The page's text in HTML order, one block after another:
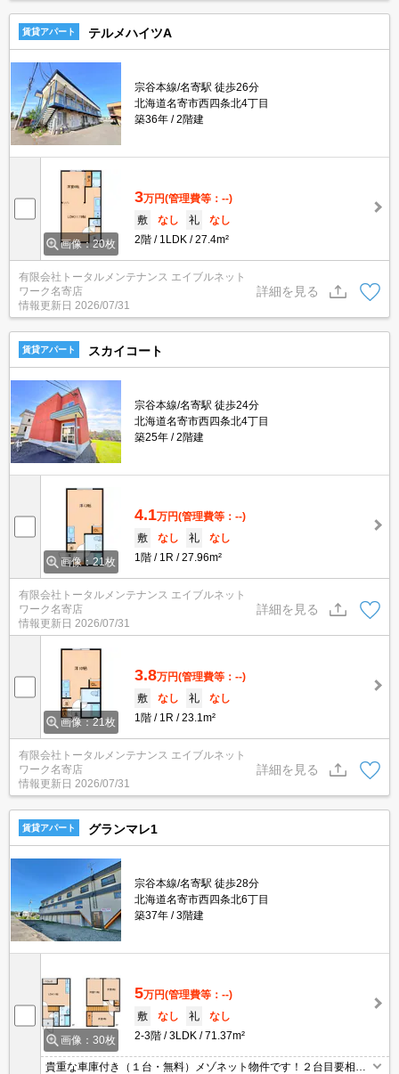
賃貸アパート テルメハイツA
宗谷本線/名寄駅 徒歩26分
北海道名寄市西四条北4丁目
築36年
2階建
画像：20枚
3万円(管理費等：--)
敷
なし 礼
なし
2階
1LDK 27.4m²
有限会社トータルメンテナンス エイブルネット
ワーク名寄店
情報更新日 2026/07/31
詳細を見る
賃貸アパート スカイコート
宗谷本線/名寄駅 徒歩24分
北海道名寄市西四条北4丁目
築25年
2階建
画像：21枚
4.1万円(管理費等：--)
敷
なし 礼
なし
1階
1R 27.96m²
有限会社トータルメンテナンス エイブルネット
ワーク名寄店
情報更新日 2026/07/31
詳細を見る
画像：21枚
3.8万円(管理費等：--)
敷
なし 礼
なし
1階
1R 23.1m²
有限会社トータルメンテナンス エイブルネット
ワーク名寄店
情報更新日 2026/07/31
詳細を見る
賃貸アパート グランマレ1
宗谷本線/名寄駅 徒歩28分
北海道名寄市西四条北6丁目
築37年
3階建
画像：30枚
5万円(管理費等：--)
敷
なし 礼
なし
2-3階
3LDK 71.37m²
貴重な車庫付き（１台・無料）メゾネット物件です！２台目要相